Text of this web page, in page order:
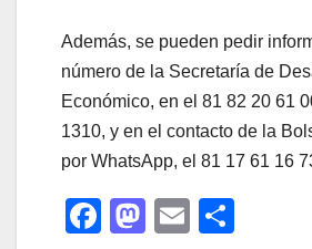
Además, se pueden pedir
número de la Secretaría de
Económico, en el 81 82 20 61
1310, y en el contacto de la
por WhatsApp, el 81 17 61 16
F
M
E